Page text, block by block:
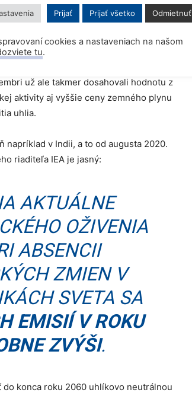
s prechádzajúcim rokom,
od apríla minulého roka, keďže Čína
opatrenia.
už ale takmer dosahovali hodnotu z
aktivity aj vyššie ceny zemného plynu
uhlia.
napríklad v Indii, a to od augusta 2020.
riaditeľa IEA je jasný:
AKTUÁLNE
OŽIVENIA
ABSENCII
ZMIEN V
SVETA SA
EMISIÍ V ROKU
ZVÝŠI.
konca roku 2060 uhlíkovo neutrálnou
Prijať Prijať všetko Odmietnuť
cookies a nastaveniach na našom
tu.